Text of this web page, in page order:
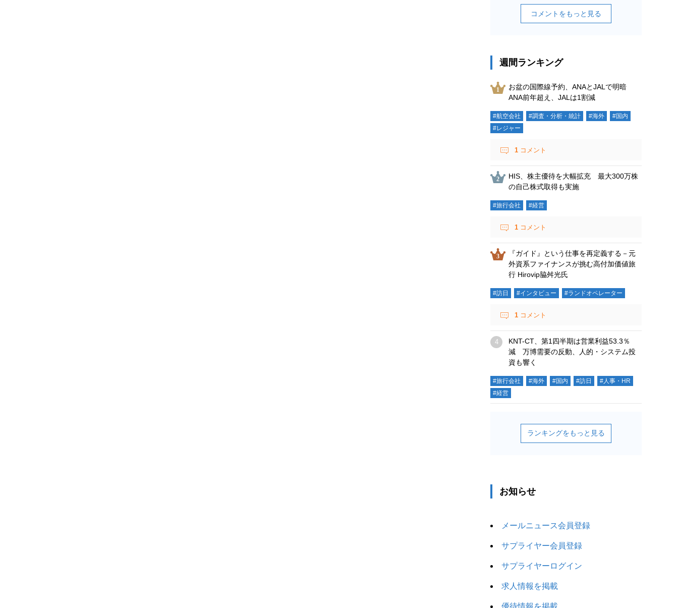
コメントをもっと見る
週間ランキング
お盆の国際線予約、ANAとJALで明暗
ANA前年超え、JALは1割減
#航空会社 #調査・分析・統計 #海外
#国内
#レジャー
1 コメント
HIS、株主優待を大幅拡充 最大300万株
の自己株式取得も実施
#旅行会社 #経営
1 コメント
『ガイド』という仕事を再定義する－元
外資系ファイナンスが挑む高付加価値旅
行 Hirovip脇舛光氏
#訪日 #インタビュー #ランドオペレーター
1 コメント
KNT-CT、第1四半期は営業利益53.3％
減 万博需要の反動、人的・システム投
資も響く
#旅行会社 #海外 #国内 #訪日
#人事・HR
#経営
お知らせ
メールニュース会員登録
サプライヤー会員登録
サプライヤーログイン
求人情報を掲載
優待情報を掲載